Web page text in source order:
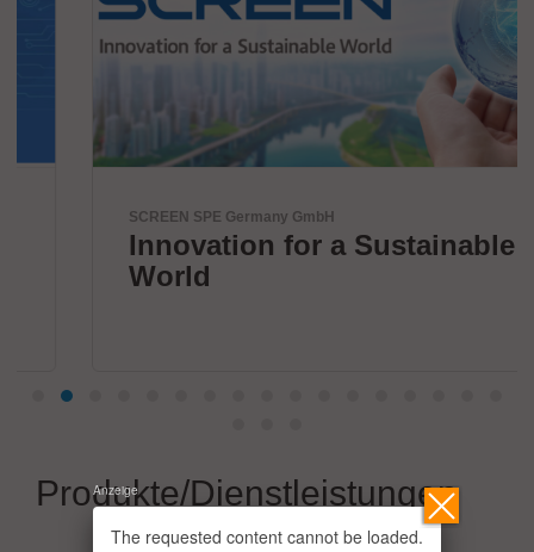
SCREEN SPE Germany GmbH
Innovation for a Sustainable
World
Produkte/Dienstleistungen
The requested content cannot be loaded.
Anzeige